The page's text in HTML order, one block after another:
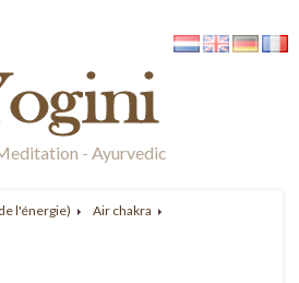
- Ayurvedic
l'énergie) Air chakra